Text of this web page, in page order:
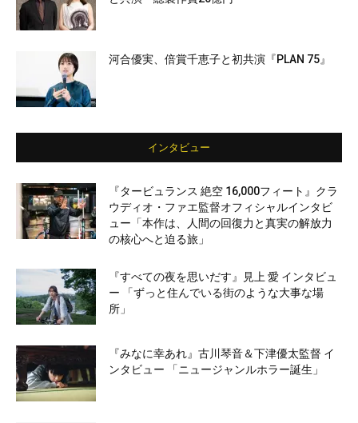
河合優実、倍賞千恵子と初共演『PLAN 75』
インタビュー
『タービュランス 絶空 16,000フィート』クラ
ウディオ・ファエ監督オフィシャルインタビ
ュー「本作は、人間の回復力と真実の解放力
の核心へと迫る旅」
『すべての夜を思いだす』見上 愛 インタビュ
ー 「ずっと住んでいる街のような大事な場
所」
『みなに幸あれ』古川琴音＆下津優太監督 イ
ンタビュー 「ニュージャンルホラー誕生」